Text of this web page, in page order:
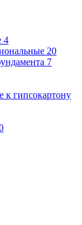
4
20
7
гипсокартону